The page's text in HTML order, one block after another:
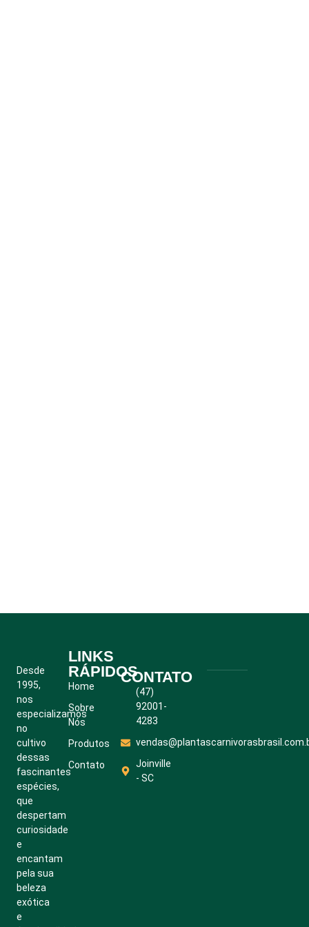
Desde
1995,
nos
especializamos
no
cultivo
dessas
fascinantes
espécies,
que
despertam
curiosidade
e
encantam
pela sua
beleza
exótica
e
LINKS
RÁPIDOS
Home
Sobre
Nós
Produtos
Contato
CONTATO
(47)
92001-
4283
Joinville
- SC